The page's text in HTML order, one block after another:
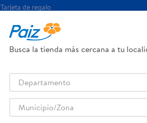
Tarjeta de regalo
Otros servicios:
- Remesas
- Pagos de servicios
Busca la tienda más cercana a tu
Departamento
Municipio/Zona